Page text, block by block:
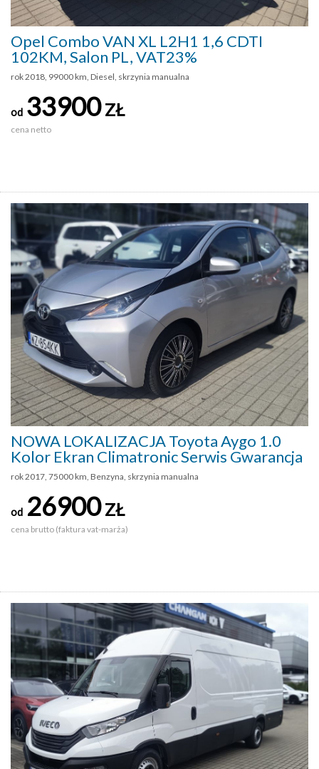
Opel Combo VAN XL L2H1 1,6 CDTI
102KM, Salon PL, VAT23%
rok 2018, 99000 km, Diesel, skrzynia manualna
od 33900ZŁ
cena netto
NOWA LOKALIZACJA Toyota Aygo 1.0
Kolor Ekran Climatronic Serwis Gwarancja
rok 2017, 75000 km, Benzyna, skrzynia manualna
od 26900ZŁ
cena brutto (faktura vat-marża)